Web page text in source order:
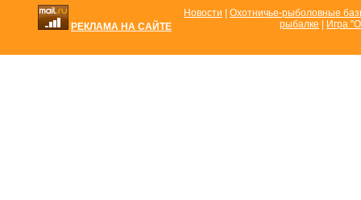
РЕКЛАМА НА САЙТЕ
Новости
Охотничье-рыболовные
рыбалке
Игра